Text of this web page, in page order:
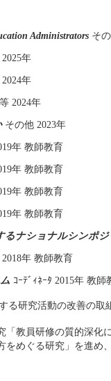
Administrators そ
年
年
2024年
その他 2023年
年 教師教育
年 教師教育
年 教師教育
年 教師教育
るナショナルシンポ
年 教師教育
ｺｰﾃﾞｨﾈｰﾀ 2015年 教
る研究活動の改善の取
「教員研修の質的深化
をめぐる研究」を進め